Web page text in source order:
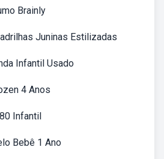
Brainly
Juninas Estilizadas
Infantil Usado
4 Anos
Infantil
Bebê 1 Ano